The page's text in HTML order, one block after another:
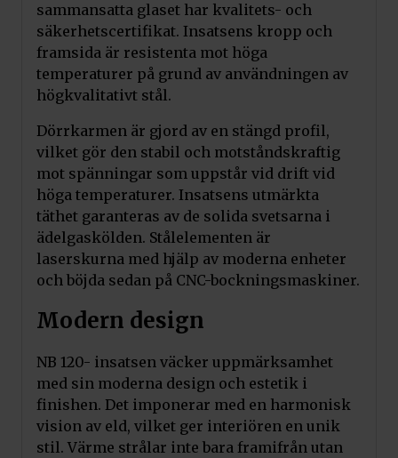
sammansatta glaset har kvalitets- och
säkerhetscertifikat. Insatsens kropp och
framsida är resistenta mot höga
temperaturer på grund av användningen av
högkvalitativt stål.
Dörrkarmen är gjord av en stängd profil,
vilket gör den stabil och motståndskraftig
mot spänningar som uppstår vid drift vid
höga temperaturer. Insatsens utmärkta
täthet garanteras av de solida svetsarna i
ädelgaskölden. Stålelementen är
laserskurna med hjälp av moderna enheter
och böjda sedan på CNC-bockningsmaskiner.
Modern design
NB 120- insatsen väcker uppmärksamhet
med sin moderna design och estetik i
finishen. Det imponerar med en harmonisk
vision av eld, vilket ger interiören en unik
stil. Värme strålar inte bara framifrån utan